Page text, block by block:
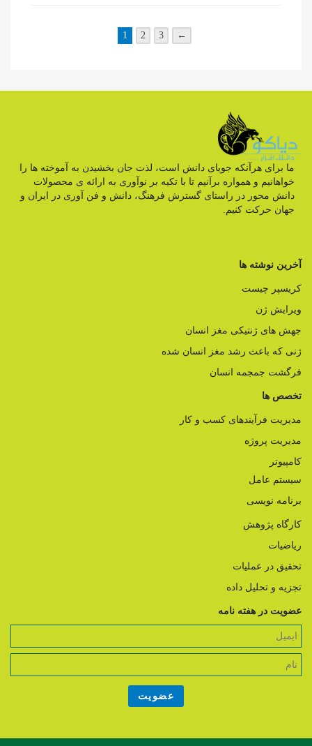
1 2 3 ←
ما برای هرآنکه جویای دانش است، لذت جان بخشیدن به آموخته ها را
خواهانیم و همواره برآنیم تا با تکیه بر نوآوری به ارائه ی محصولات
دانش محور در راستای گسترش فرهنگ، دانش و فن آوری در ایران و
جهان حرکت کنیم.
آخرین نوشته ها
کریسپر چیست
ویرایش ژن
جهش های ژنتیکی مغز انسان
ژنی که باعث رشد مغز انسان شده
فرگشت جمجمه انسان
تخصص ها
مدیریت فرآیندهای کسب و کار
مدیریت پروژه
کامپیوتر
سیستم عامل
برنامه نویسی
کارگاه پژوهش
ریاضیات
تحقیق در عملیات
تجزیه و تحلیل داده
عضویت در هفته نامه